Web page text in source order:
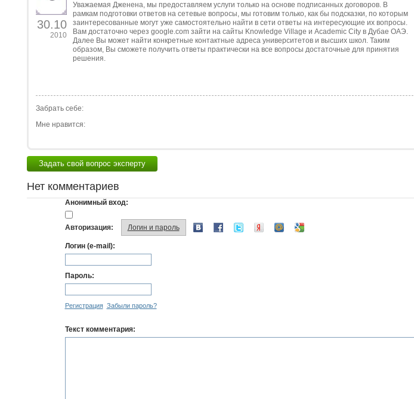
30.10
2010
Уважаемая Дженена, мы предоставляем услуги только на основе подписанных договоров. В
рамкам подготовки ответов на сетевые вопросы, мы готовим только, как бы подсказки, по которым
заинтересованные могут уже самостоятельно найти в сети ответы на интересующие их вопросы.
Вам достаточно через google.com зайти на сайты Knowledge Village и Academic City в Дубае ОАЭ.
Далее Вы может найти конкретные контактные адреса университетов и высших школ. Таким
образом, Вы сможете получить ответы практически на все вопросы достаточные для принятия
решения.
Забрать себе:
Мне нравится:
Задать свой вопрос эксперту
Нет комментариев
Анонимный вход:
Авторизация: Логин и пароль
Логин (e-mail):
Пароль:
Регистрация Забыли пароль?
Текст комментария: